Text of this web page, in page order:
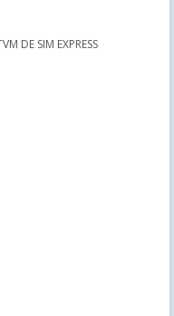
DE SIM EXPRESS